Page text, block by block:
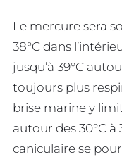
Le mercure sera
38°C dans
jusqu’à 39°C
toujours plus
brise marine y
autour des 30°C à
caniculaire se